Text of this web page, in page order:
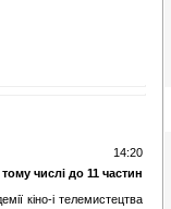
14:20
числі до 11 частин
кіно-і телемистецтва